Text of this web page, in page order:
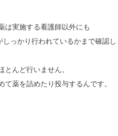
は実施する看護師以外にも
っかり行われているかまで確認
とんど行いません。
て薬を詰めたり投与するんです。